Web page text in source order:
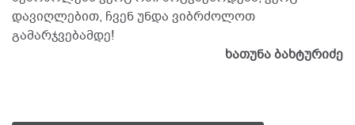
დავიღლებით, ჩვენ უნდა ვიბრძოლოთ
გამარჯვებამდე!
ხათუნა ბახტურიძე